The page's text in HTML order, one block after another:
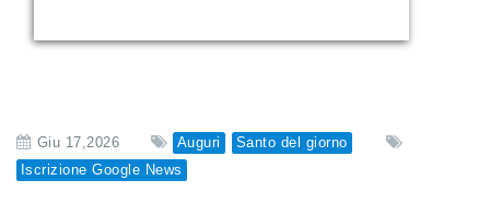
Giu 17,2026 Auguri
Santo del giorno
Iscrizione Google News